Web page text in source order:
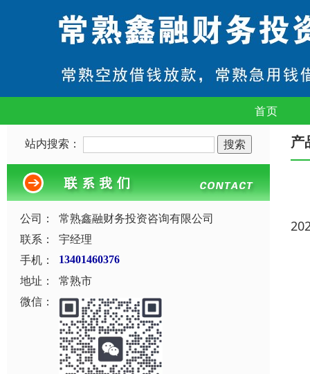
首页
站内搜索：
公司：
常熟鑫融财务投资咨询有限公司
联系：
宇经理
手机：
13401460376
地址：
常熟市
微信：
产